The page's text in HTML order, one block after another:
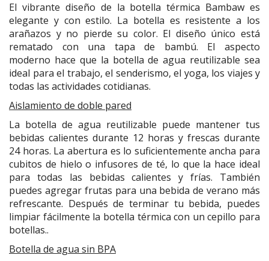
El vibrante diseño de la botella térmica Bambaw es
elegante y con estilo. La botella es resistente a los
arañazos y no pierde su color. El diseño único está
rematado con una tapa de bambú. El aspecto
moderno hace que la botella de agua reutilizable sea
ideal para el trabajo, el senderismo, el yoga, los viajes y
todas las actividades cotidianas.
Aislamiento de doble pared
La botella de agua reutilizable puede mantener tus
bebidas calientes durante 12 horas y frescas durante
24 horas. La abertura es lo suficientemente ancha para
cubitos de hielo o infusores de té, lo que la hace ideal
para todas las bebidas calientes y frías. También
puedes agregar frutas para una bebida de verano más
refrescante. Después de terminar tu bebida, puedes
limpiar fácilmente la botella térmica con uncepillo para
botellas..
Botella de agua sin BPA